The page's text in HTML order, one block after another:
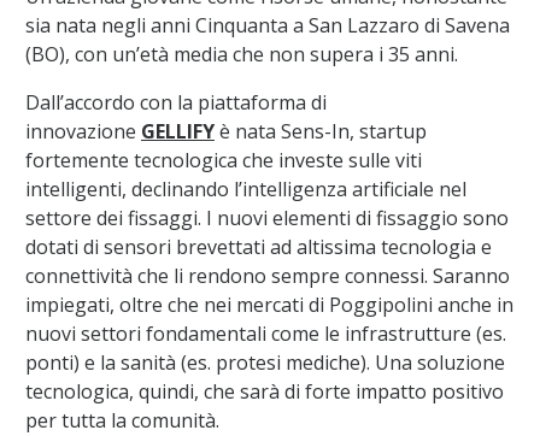
sia nata negli anni Cinquanta a San Lazzaro di Savena
(BO), con un’età media che non supera i 35 anni.
Dall’accordo con la piattaforma di
innovazione GELLIFYè nata Sens-In, startup
fortemente tecnologica che investe sulle viti
intelligenti, declinando l’intelligenza artificiale nel
settore dei fissaggi. I nuovi elementi di fissaggio sono
dotati di sensori brevettati ad altissima tecnologia e
connettività che li rendono sempre connessi. Saranno
impiegati, oltre che nei mercati di Poggipolini anche in
nuovi settori fondamentali come le infrastrutture (es.
ponti) e la sanità (es. protesi mediche). Una soluzione
tecnologica, quindi, che sarà di forte impatto positivo
per tutta la comunità.